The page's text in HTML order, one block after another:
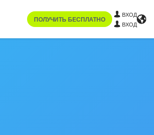
ПОЛУЧИТЬ БЕСПЛАТНО
ВХОД
ВХОД